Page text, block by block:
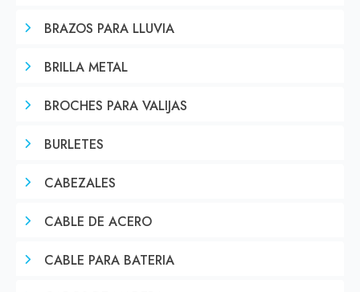
BRAZOS PARA LLUVIA
BRILLA METAL
BROCHES PARA VALIJAS
BURLETES
CABEZALES
CABLE DE ACERO
CABLE PARA BATERIA